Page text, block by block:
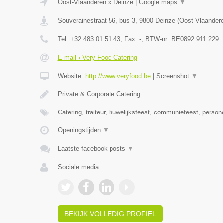
Oost-Vlaanderen» Deinze| Google maps ▼
Souverainestraat 56, bus 3, 9800 Deinze(Oost-
Tel: +32 483 01 51 43, Fax: -, BTW-nr: BE0892 911 229
E-mail › Very Food Catering
Website: http://www.veryfood.be| Screenshot ▼
Private & Corporate Catering
Catering, traiteur, huwelijksfeest, communiefeest,
Openingstijden ▼
Laatste facebook posts ▼
Sociale media:
BEKIJK VOLLEDIG PROFIEL